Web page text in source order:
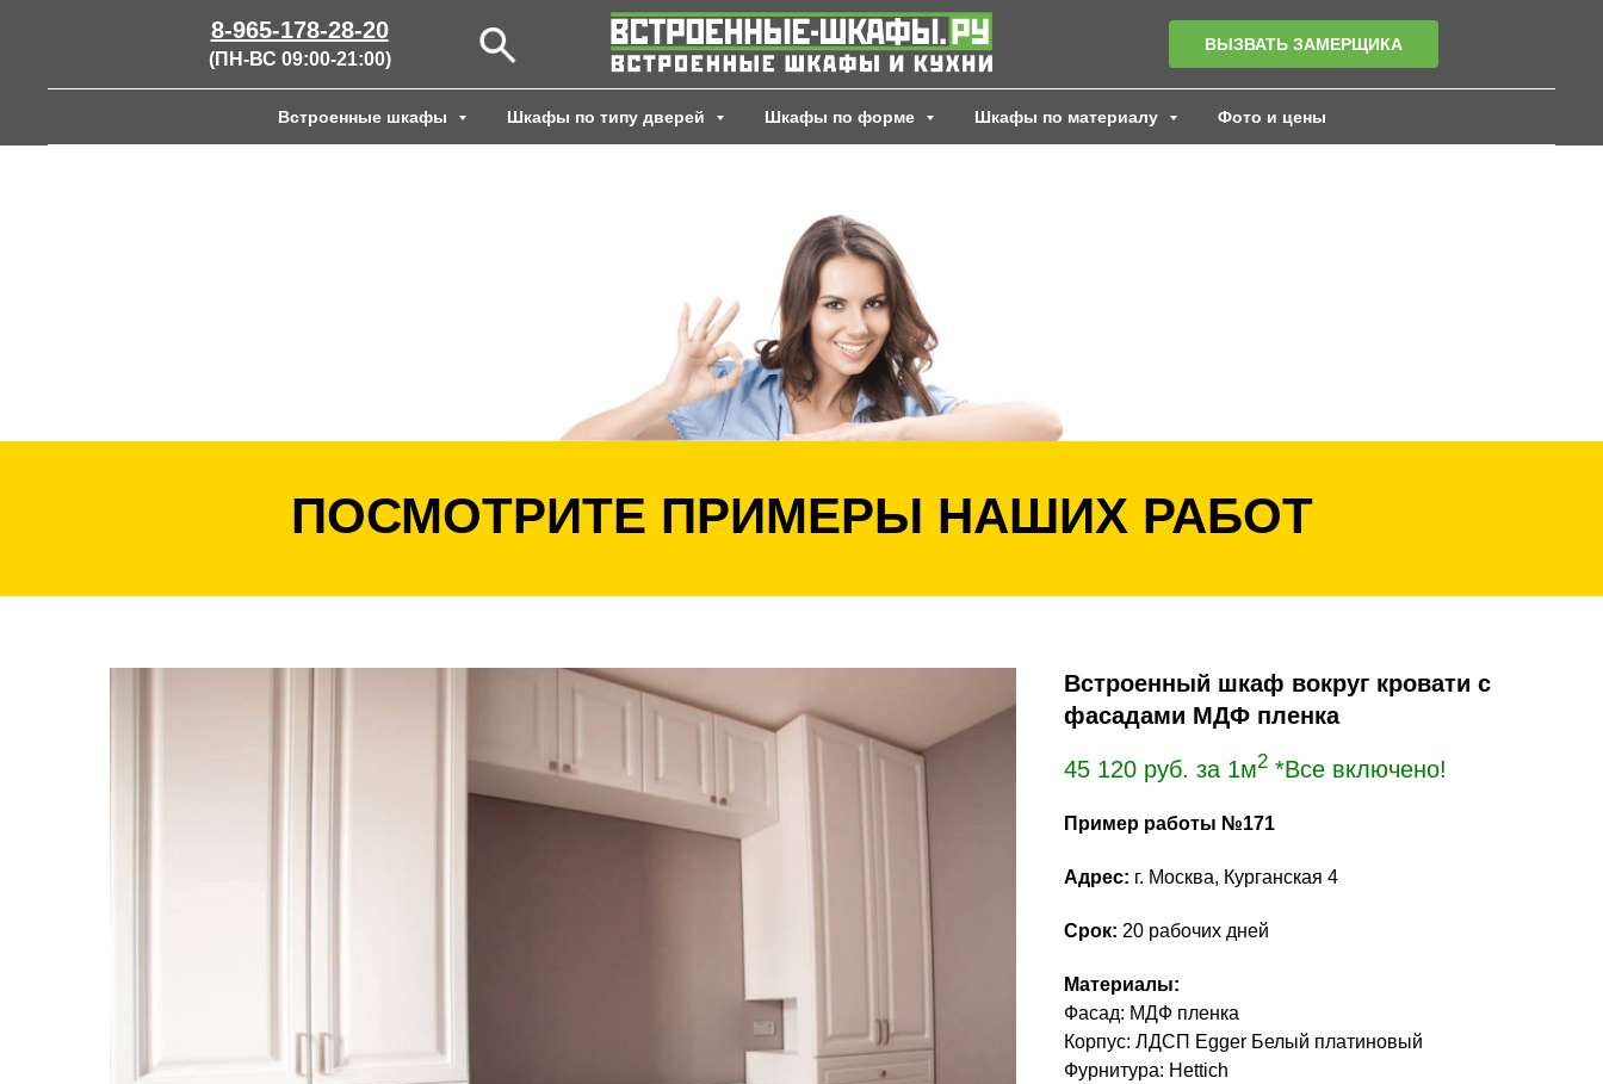
8-965-178-28-20
(ПН-ВС 09:00-21:00)
ВЫЗВАТЬ ЗАМЕРЩИКА
Встроенные шкафы Шкафы по типу дверей Шкафы по форме Шкафы по материалу Фото и цены
ПОСМОТРИТЕ ПРИМЕРЫ НАШИХ РАБОТ
Встроенный шкаф вокруг кровати с
фасадами МДФ пленка
45 120 руб. за 1м2 *Все включено!
Пример работы №171
Адрес: г. Москва, Курганская 4
Срок: 20 рабочих дней
Материалы:
Фасад: МДФ пленка
Корпус: ЛДСП Egger Белый платиновый
Фурнитура: Hettich